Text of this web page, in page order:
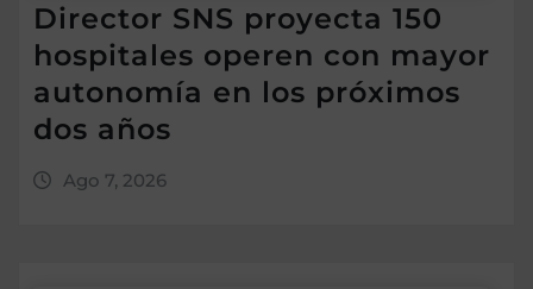
Director SNS proyecta 150
hospitales operen con mayor
autonomía en los próximos
dos años
Ago 7, 2026